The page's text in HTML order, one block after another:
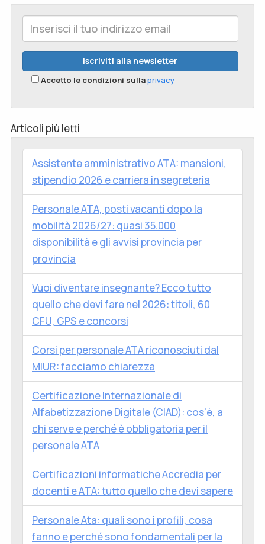
Accetto le condizioni sullaprivacy
Articoli più letti
Assistente amministrativo ATA: mansioni,
stipendio 2026 e carriera in segreteria
Personale ATA, posti vacanti dopo la
mobilità 2026/27: quasi 35.000
disponibilità e gli avvisi provincia per
provincia
Vuoi diventare insegnante? Ecco tutto
quello che devi fare nel 2026: titoli, 60
CFU, GPS e concorsi
Corsi per personale ATA riconosciuti dal
MIUR: facciamo chiarezza
Certificazione Internazionale di
Alfabetizzazione Digitale (CIAD): cos'è, a
chi serve e perché è obbligatoria per il
personale ATA
Certificazioni informatiche Accredia per
docenti e ATA: tutto quello che devi sapere
Personale Ata: quali sono i profili, cosa
fanno e perché sono fondamentali per la